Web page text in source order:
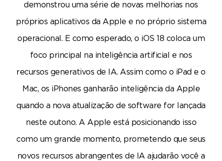
demonstrou uma série de novas melhorias nos
próprios aplicativos da Apple e no próprio sistema
operacional. E como esperado, o iOS 18 coloca um
foco principal na inteligência artificial e nos
recursos generativos de IA. Assim como o iPad e o
Mac, os iPhones ganharão inteligência da Apple
quando a nova atualização de software for lançada
neste outono. A Apple está posicionando isso
como um grande momento, prometendo que seus
novos recursos abrangentes de IA ajudarão você a